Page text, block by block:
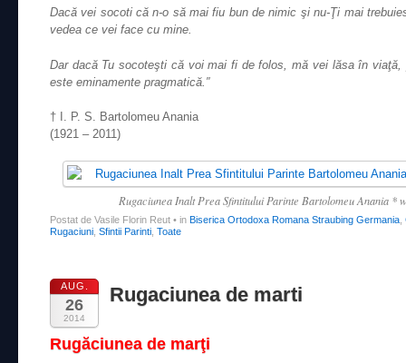
Dacă vei socoti că n-o să mai fiu bun de nimic şi nu-Ţi mai
vedea ce vei face cu mine.
Dar dacă Tu socoteşti că voi mai fi de folos, mă vei lăsa în
este eminamente pragmatică.″
† I. P. S. Bartolomeu Anania
(1921 – 2011)
Rugaciunea Inalt Prea Sfintitului Parinte Bartolomeu Anania *
Postat de Vasile Florin Reut • in Biserica Ortodoxa Romana Straubing Germania
Rugaciuni Sfintii Parinti Toate
AUG.
26
2014
Rugaciunea de marti
Rugăciunea de marţi